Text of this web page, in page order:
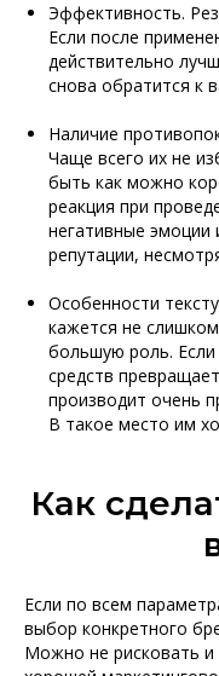
Эффективность.
Если после
действительно
снова обратится к
Наличие
Чаще всего их не
быть как можно
реакция при
негативные эмоции
репутации,
Особенности
кажется не
большую роль.
средств
производит очень
В такое место им
Как
Если по всем
выбор конкретного
Можно не рисковать и